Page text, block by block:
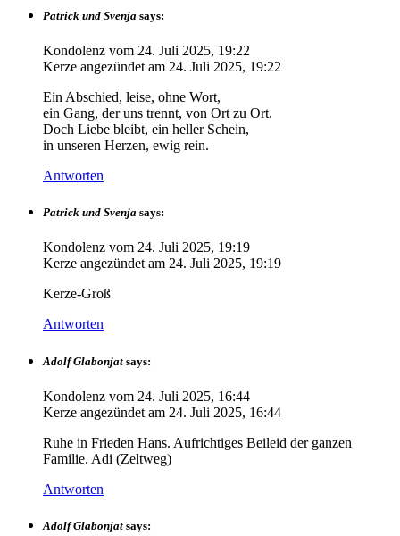
Patrick und Svenja says:
Kondolenz vom 24. Juli 2025, 19:22
Kerze angezündet am 24. Juli 2025, 19:22
Ein Abschied, leise, ohne Wort,
ein Gang, der uns trennt, von Ort zu Ort.
Doch Liebe bleibt, ein heller Schein,
in unseren Herzen, ewig rein.
Antworten
Patrick und Svenja says:
Kondolenz vom 24. Juli 2025, 19:19
Kerze angezündet am 24. Juli 2025, 19:19
Kerze-Groß
Antworten
Adolf Glabonjat says:
Kondolenz vom 24. Juli 2025, 16:44
Kerze angezündet am 24. Juli 2025, 16:44
Ruhe in Frieden Hans. Aufrichtiges Beileid der ganzen
Familie. Adi (Zeltweg)
Antworten
Adolf Glabonjat says: